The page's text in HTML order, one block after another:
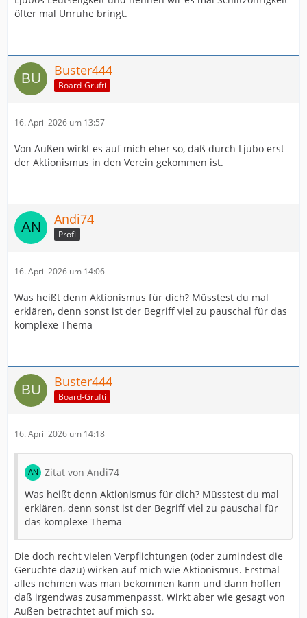
öfter mal Unruhe bringt.
Buster444
Board-Grufti
16. April 2026 um 13:57
Von Außen wirkt es auf mich eher so, daß durch Ljubo erst
der Aktionismus in den Verein gekommen ist.
Andi74
Profi
16. April 2026 um 14:06
Was heißt denn Aktionismus für dich? Müsstest du mal
erklären, denn sonst ist der Begriff viel zu pauschal für das
komplexe Thema
Buster444
Board-Grufti
16. April 2026 um 14:18
Zitat von Andi74
Was heißt denn Aktionismus für dich? Müsstest du mal
erklären, denn sonst ist der Begriff viel zu pauschal für
das komplexe Thema
Die doch recht vielen Verpflichtungen (oder zumindest die
Gerüchte dazu) wirken auf mich wie Aktionismus. Erstmal
alles nehmen was man bekommen kann und dann hoffen
daß irgendwas zusammenpasst. Wirkt aber wie gesagt von
Außen betrachtet auf mich so.